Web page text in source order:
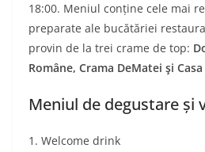
18:00. Meniul conține cele mai
preparate ale bucătăriei
provin de la trei crame de top:
Române, Crama DeMatei şi
Meniul de degustare și
1. Welcome drink